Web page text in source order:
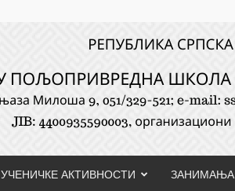
УЧЕНИЧКЕ АКТИВНОСТИ ЗАНИМАЊА